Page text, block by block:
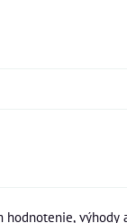
hodnotenie, výhody